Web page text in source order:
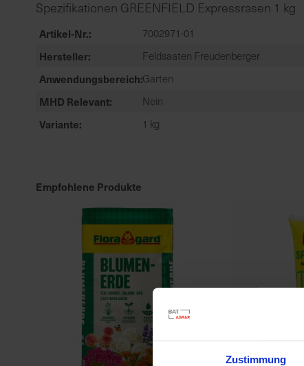
Zustimmung
Spezifikationen GREENFIELD Expressrasen 1 kg
Artikel-Nr. 7002971-01
Hersteller Feldsaaten Freudenberger
Anwendungsbereich Garten
MHD Relevant Nein
Variante 1 kg
Empfohlene Produkte